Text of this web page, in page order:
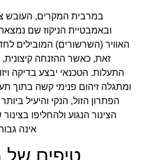
במרבית המקרים, העובש
ובאמבטיית הניקוז שם
האוויר (השרשורים) המובילים
זאת, כאשר ההזנחה קיצונית,
התעלות. הטכנאי יבצע בדיקה
ומתגלה זיהום פנימי קשה בתוך
הפתרון הזול, הנקי והיעיל
הצינור הנגוע ולהחליפו
אינה